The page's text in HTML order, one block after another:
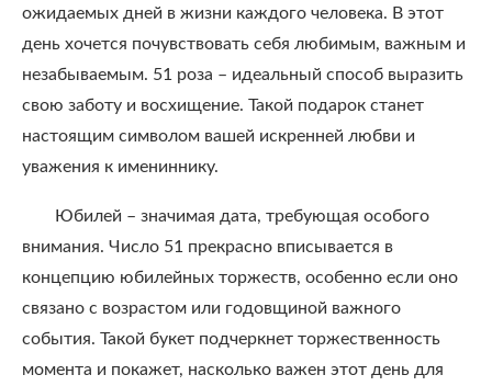
ожидаемых дней в жизни каждого человека. В этот
день хочется почувствовать себя любимым, важным и
незабываемым. 51 роза – идеальный способ выразить
свою заботу и восхищение. Такой подарок станет
настоящим символом вашей искренней любви и
уважения к имениннику.
Юбилей – значимая дата, требующая особого
внимания. Число 51 прекрасно вписывается в
концепцию юбилейных торжеств, особенно если оно
связано с возрастом или годовщиной важного
события. Такой букет подчеркнет торжественность
момента и покажет, насколько важен этот день для